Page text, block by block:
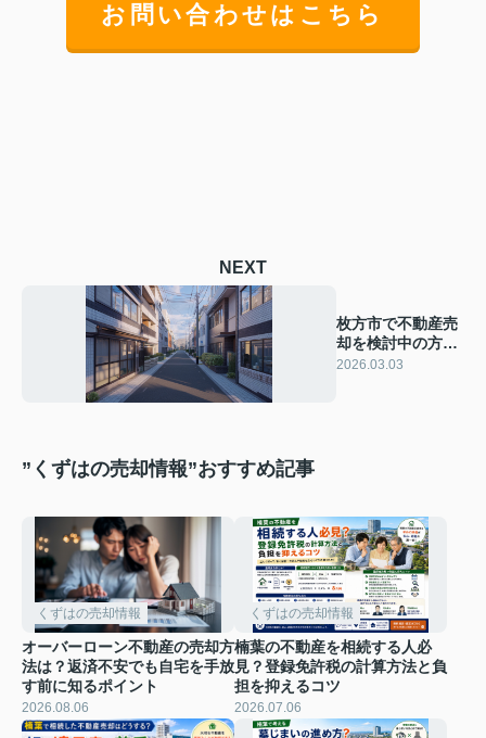
お問い合わせはこちら
NEXT
枚方市で不動産売
却を検討中の方必
見！評判の会社選
2026.03.03
”くずはの売却情報”おすすめ記事
くずはの売却情報
オーバーローン不動産の売却方
法は？返済不安でも自宅を手放
す前に知るポイント
2026.08.06
くずはの売却情報
楠葉の不動産を相続する人必
見？登録免許税の計算方法と負
担を抑えるコツ
2026.07.06